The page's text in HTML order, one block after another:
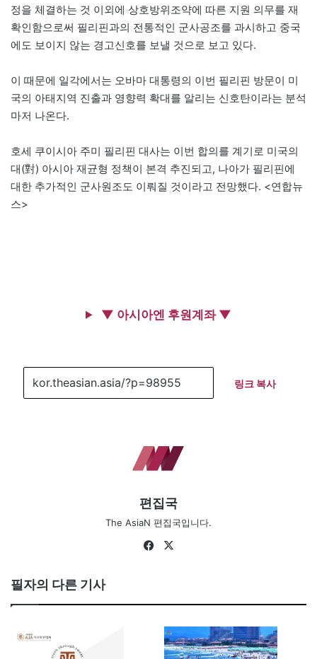
정을 체결하는 것 이외에 상호방위조약에 따른 지원 의무를 재
확인함으로써 필리핀과의 전통적인 군사공조를 과시하고 중국
에도 보이지 않는 경고신호를 보낼 것으로 보고 있다.
이 때문에 일각에서는 오바마 대통령의 이번 필리핀 방문이 미
국의 아태지역 진출과 영향력 확대를 알리는 신호탄이라는 분석
마저 나온다.
호세 쿠이시아 주미 필리핀 대사는 이번 합의를 계기로 미국의
대(對) 아시아 재균형 정책이 본격 추진되고, 나아가 필리핀에
대한 추가적인 군사원조도 이뤄질 것이라고 전망했다. <연합뉴
스>
▼ 아시아엔 후원계좌 ▼
링크 복사
편집국
The AsiaN 편집국입니다.
Fa
필자의 다른 기사